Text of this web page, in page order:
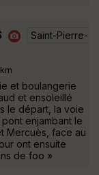
Saint-Pierre-
et boulangerie
et ensoleillé
le départ, la voie
enjambant le
Mercuès, face au
ont ensuite
de foo »